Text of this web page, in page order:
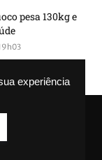
experiência
pesa 130kg e